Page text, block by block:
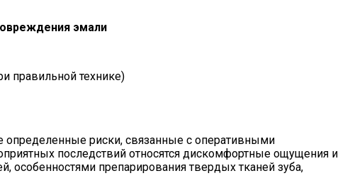
эмали
правильной технике)
определенные риски, связанные с оперативными
последствий относятся дискомфортные ощущения и
особенностями препарирования твердых тканей зуба,